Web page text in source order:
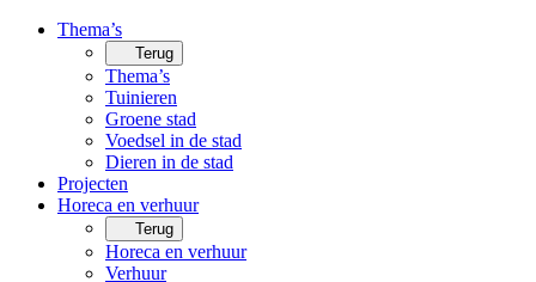
Thema’s
Terug
Thema’s
Tuinieren
Groene stad
Voedsel in de stad
Dieren in de stad
Projecten
Horeca en verhuur
Terug
Horeca en verhuur
Verhuur